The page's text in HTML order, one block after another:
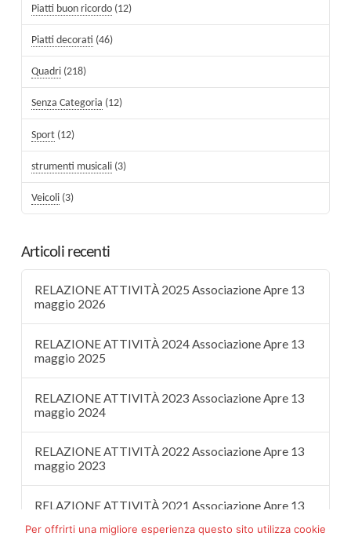
Piatti buon ricordo (12)
Piatti decorati (46)
Quadri (218)
Senza Categoria (12)
Sport (12)
strumenti musicali (3)
Veicoli (3)
Articoli recenti
RELAZIONE ATTIVITÀ 2025 Associazione Apre 13
maggio 2026
RELAZIONE ATTIVITÀ 2024 Associazione Apre 13
maggio 2025
RELAZIONE ATTIVITÀ 2023 Associazione Apre 13
maggio 2024
RELAZIONE ATTIVITÀ 2022 Associazione Apre 13
maggio 2023
RELAZIONE ATTIVITÀ 2021 Associazione Apre 13
Per offrirti una migliore esperienza questo sito utilizza cookie